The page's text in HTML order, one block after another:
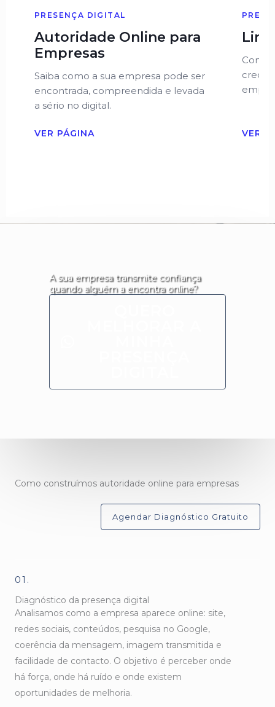
PRESENÇA DIGITAL
Autoridade Online para
Empresas
Saiba como a sua empresa pode ser
encontrada, compreendida e levada
a sério no digital.
VER PÁGINA
Como
VER
A sua empresa transmite confiança
quando alguém a encontra online?
Como construímos autoridade online para empresas
Agendar Diagnóstico Gratuito
01.
Diagnóstico da presença digital
Analisamos como a empresa aparece online: site,
redes sociais, conteúdos, pesquisa no Google,
coerência da mensagem, imagem transmitida e
facilidade de contacto. O objetivo é perceber onde
há força, onde há ruído e onde existem
oportunidades de melhoria.